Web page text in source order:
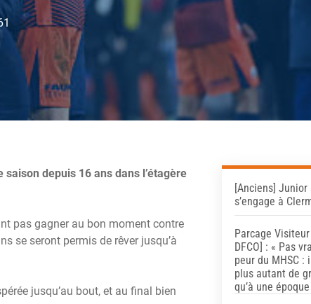
depuis 16 ans dans l’étagère
pas gagner au bon moment contre
se seront permis de rêver jusqu’à
jusqu’au bout, et au final bien
[Anciens] Junior
s’engage à
Parcage Visiteur
DFCO] : « Pas
peur du MHSC :
plus autant de
qu’à une époque